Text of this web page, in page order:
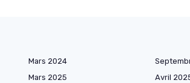
Mars 2024
Mars 2025 Avril